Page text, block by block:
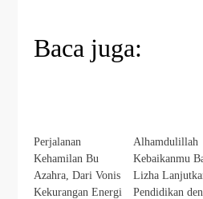
Baca juga:
Perjalanan
Kehamilan Bu
Azahra, Dari Vonis
Kekurangan Energi
Alhamdulillah
Kebaikanmu
Lizha
Pendidikan